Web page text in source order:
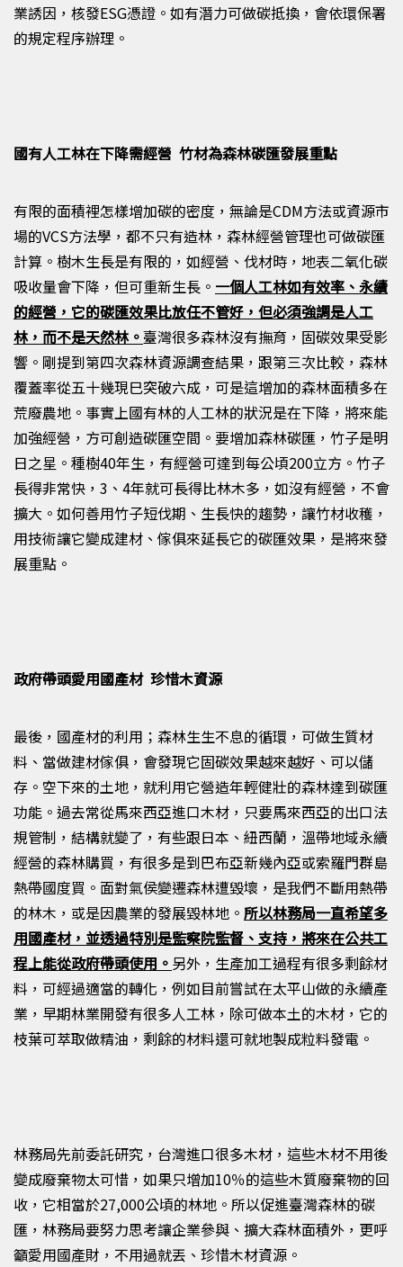
業誘因，核發ESG憑證。如有潛力可做碳抵換，會依環保署
的規定程序辦理。
國有人工林在下降需經營 竹材為森林碳匯發展重點
有限的面積裡怎樣增加碳的密度，無論是CDM方法或資源市
場的VCS方法學，都不只有造林，森林經營管理也可做碳匯
計算。樹木生長是有限的，如經營、伐材時，地表二氧化碳
吸收量會下降，但可重新生長。 一個人工林如有效率、永續
的經營，它的碳匯效果比放任不管好，但必須強調是人工
林，而不是天然林。臺灣很多森林沒有撫育，固碳效果受影
響。剛提到第四次森林資源調查結果，跟第三次比較，森林
覆蓋率從五十幾現巳突破六成，可是這增加的森林面積多在
荒廢農地。事實上國有林的人工林的狀況是在下降，將來能
加強經營，方可創造碳匯空間。要增加森林碳匯，竹子是明
日之星。種樹40年生，有經營可達到每公頃200立方。竹子
長得非常快， 3 、4年就可長得比林木多，如沒有經營，不會
擴大。如何善用竹子短伐期、生長快的趨勢，讓竹材收穫，
用技術讓它變成建材、傢俱來延長它的碳匯效果，是將來發
展重點。
政府帶頭愛用國產材 珍惜木資源
最後，國產材的利用；森林生生不息的循環，可做生質材
料、當做建材傢俱，會發現它固碳效果越來越好、可以儲
存。空下來的土地，就利用它營造年輕健壯的森林達到碳匯
功能。過去常從馬來西亞進口木材，只要馬來西亞的出口法
規管制，結構就變了，有些跟日本、紐西蘭，溫帶地域永續
經營的森林購買，有很多是到巴布亞新幾內亞或索羅門群島
熱帶國度買。面對氣侯變遷森林遭毀壞，是我們不斷用熱帶
的林木，或是因農業的發展毀林地。 所以林務局一直希望多
用國產材，並透過特別是監察院監督、支持，將來在公共工
程上能從政府帶頭使用。 另外，生產加工過程有很多剩餘材
料，可經過適當的轉化，例如目前嘗試在太平山做的永續產
業，早期林業開發有很多人工林，除可做本土的木材，它的
枝葉可萃取做精油，剩餘的材料還可就地製成粒料發電。
林務局先前委託研究，台灣進口很多木材，這些木材不用後
變成廢棄物太可惜，如果只增加10％的這些木質廢棄物的回
收，它相當於27,000公頃的林地。所以促進臺灣森林的碳
匯，林務局要努力思考讓企業參與、擴大森林面積外，更呼
籲愛用國產財，不用過就丟、珍惜木材資源。